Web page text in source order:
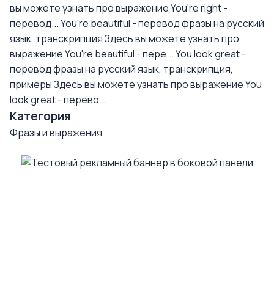
вы можете узнать про выражение You're right -
перевод...You're beautiful - перевод фразы на русский
язык, транскрипцияЗдесь вы можете узнать про
выражение You're beautiful - пере...You look great -
перевод фразы на русский язык, транскрипция,
примерыЗдесь вы можете узнать про выражение You
look great - перево...
Категория
Фразы и выражения